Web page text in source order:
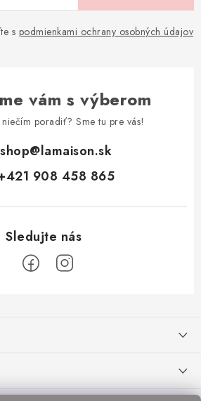
s podmienkami ochrany osobných údajov
vám s výberom
poradiť? Sme tu pre vás!
shop@lamaison.sk
908 458 865